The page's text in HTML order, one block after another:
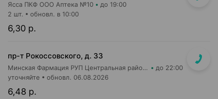
Ясса ПКФ ООО Аптека №10 до 19:00
6,30 р.
2 шт. обновл. в 10:00
пр-т Рокоссовского, д. 33
Минская Фармация РУП Центральная районная аптека №182 до 22:00
6,48 р.
уточняйте обновл. 06.08.2026